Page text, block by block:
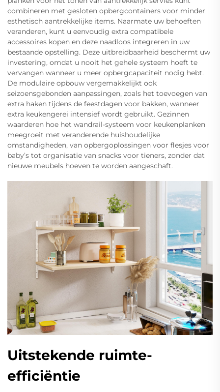
combineren met gesloten opbergcontainers voor minder
esthetisch aantrekkelijke items. Naarmate uw behoeften
veranderen, kunt u eenvoudig extra compatibele
accessoires kopen en deze naadloos integreren in uw
bestaande opstelling. Deze uitbreidbaarheid beschermt uw
investering, omdat u nooit het gehele systeem hoeft te
vervangen wanneer u meer opbergcapaciteit nodig hebt.
De modulaire opbouw vergemakkelijkt ook
seizoensgebonden aanpassingen, zoals het toevoegen van
extra haken tijdens de feestdagen voor bakken, wanneer
extra keukengerei intensief wordt gebruikt. Gezinnen
waarderen hoe het wandrail-systeem voor keukenplanken
meegroeit met veranderende huishoudelijke
omstandigheden, van opbergoplossingen voor flesjes voor
baby’s tot organisatie van snacks voor tieners, zonder dat
nieuwe meubels hoeven te worden aangeschaft.
Uitstekende ruimte-
efficiëntie